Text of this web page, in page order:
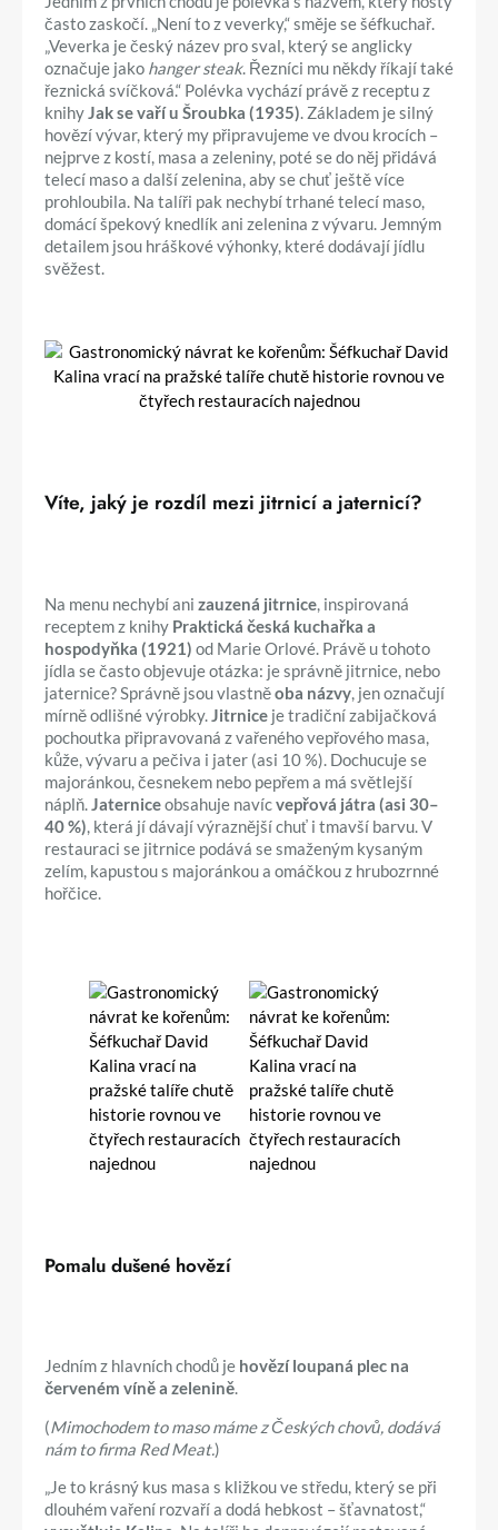
často zaskočí. „Není to z veverky,“ směje se šéfkuchař.
„Veverka je český název pro sval, který se anglicky
označuje jako hanger steak. Řezníci mu někdy říkají také
řeznická svíčková.“ Polévka vychází právě z receptu z
knihyJak se vaří u Šroubka (1935). Základem je silný
hovězí vývar, který my připravujeme ve dvou krocích –
nejprve z kostí, masa a zeleniny, poté se do něj přidává
telecí maso a další zelenina, aby se chuť ještě více
prohloubila. Na talíři pak nechybí trhané telecí maso,
domácí špekový knedlík ani zelenina z vývaru. Jemným
detailem jsou hráškové výhonky, které dodávají jídlu
svěžest.
Víte, jaký je rozdíl mezi jitrnicí a jaternicí?
Na menu nechybí ani zauzená jitrnice, inspirovaná
receptem z knihy Praktická česká kuchařka a
hospodyňka (1921) od Marie Orlové. Právě u tohoto
jídla se často objevuje otázka: je správně jitrnice, nebo
jaternice? Správně jsou vlastněoba názvy, jen označují
mírně odlišné výrobky.Jitrnice je tradiční zabijačková
pochoutka připravovaná z vařeného vepřového masa,
kůže, vývaru a pečiva i jater (asi 10 %). Dochucuje se
majoránkou, česnekem nebo pepřem a má světlejší
náplň.Jaterniceobsahuje navícvepřová játra (asi 30–
40 %), která jí dávají výraznější chuť i tmavší barvu. V
restauraci se jitrnice podává se smaženým kysaným
zelím, kapustou s majoránkou a omáčkou z hrubozrnné
hořčice.
Pomalu dušené hovězí
Jedním z hlavních chodů je hovězí loupaná plec na
červeném víně a zelenině.
(Mimochodem to maso máme z Českých chovů, dodává
nám to firma Red Meat.)
„Je to krásný kus masa s kližkou ve středu, který se při
dlouhém vaření rozvaří a dodá hebkost – šťavnatost,“